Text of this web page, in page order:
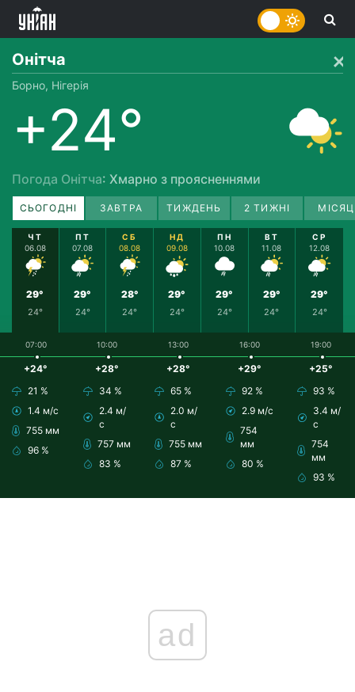
Онітча
Борно, Нігерія
+24°
Погода Онітча: Хмарно з проясненнями
СЬОГОДНІ ЗАВТРА ТИЖДЕНЬ 2 ТИЖНІ
ЧТ
06.08
29°
24°
ПТ
07.08
29°
24°
СБ
08.08
28°
24°
НД
09.08
29°
24°
ПН
10.08
29°
24°
ВТ
11.08
29°
24°
СР
12.08
29°
24°
07:00
+24°
21 %
1.4 м/с
755 мм
96 %
10:00
+28°
34 %
2.4 м/
с
757 мм
83 %
13:00
+28°
65 %
2.0 м/
с
755 мм
87 %
16:00
+29°
92 %
2.9 м/с
754
мм
80 %
19:00
+25°
93 %
3.4 м/
с
754
мм
93 %
ad